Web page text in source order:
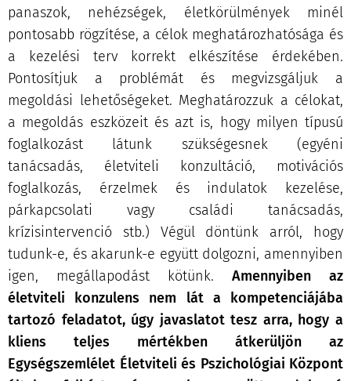
panaszok, nehézségek, életkörülmények minél
pontosabb rögzítése, a célok meghatározhatósága és
a kezelési terv korrekt elkészítése érdekében.
Pontosítjuk a problémát és megvizsgáljuk a
megoldási lehetőségeket. Meghatározzuk a célokat,
a megoldás eszközeit és azt is, hogy milyen típusú
foglalkozást látunk szükségesnek (egyéni
tanácsadás, életviteli konzultáció, motivációs
foglalkozás, érzelmek és indulatok kezelése,
párkapcsolati vagy családi tanácsadás,
krízisintervenció stb.) Végül döntünk arról, hogy
tudunk-e, és akarunk-e együtt dolgozni, amennyiben
igen, megállapodást kötünk. Amennyiben az
életviteli konzulens nem lát a kompetenciájába
tartozó feladatot, úgy javaslatot tesz arra, hogy a
kliens teljes mértékben átkerüljön az
Egységszemlélet Életviteli és Pszichológiai Központ